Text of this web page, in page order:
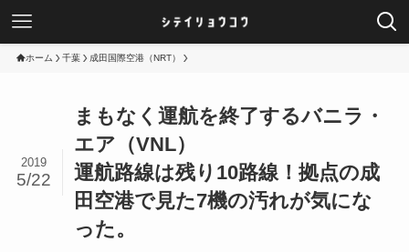
ホーム 千葉 成田国際空港（NRT）
まもなく運航を終了するバニラ・
エア（VNL）
運航路線は残り10路線！拠点の成
田空港で見た7機の汚れが気にな
った。
2019
5/22